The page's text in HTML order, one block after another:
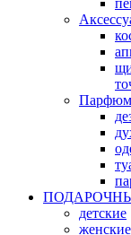
детские
женские